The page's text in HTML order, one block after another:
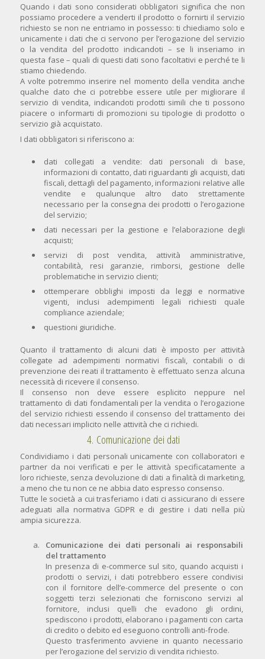
Quando i dati sono considerati obbligatori significa che non
possiamo procedere a venderti il prodotto o fornirti il servizio
richiesto se non ne entriamo in possesso: ti chiediamo solo e
unicamente i dati che ci servono per l’erogazione del servizio
o la vendita del prodotto indicandoti – se li inseriamo in
questa fase – quali di questi dati sono facoltativi e perché te li
stiamo chiedendo.
A volte potremmo inserire nel momento della vendita anche
qualche dato che ci potrebbe essere utile per migliorare il
servizio di vendita, indicandoti prodotti simili che ti possono
piacere o informarti di promozioni su tipologie di prodotto o
servizio già acquistato.
I dati obbligatori si riferiscono a:
dati collegati a vendite: dati personali di base,
informazioni di contatto, dati riguardanti gli acquisti, dati
fiscali, dettagli del pagamento, informazioni relative alle
vendite e qualunque altro dato strettamente
necessario per la consegna dei prodotti o l’erogazione
del servizio;
dati necessari per la gestione e l’elaborazione degli
acquisti;
servizi di post vendita, attività amministrative,
contabilità, resi garanzie, rimborsi, gestione delle
problematiche in servizio clienti;
ottemperare obblighi imposti da leggi e normative
vigenti, inclusi adempimenti legali richiesti quale
compliance aziendale;
questioni giuridiche.
Quanto il trattamento di alcuni dati è imposto per attività
collegate ad adempimenti normativi fiscali, contabili o di
prevenzione dei reati il trattamento è effettuato senza alcuna
necessità di ricevere il consenso.
Il consenso non deve essere esplicito neppure nel
trattamento di dati fondamentali per la vendita o l’erogazione
del servizio richiesti essendo il consenso del trattamento dei
dati necessari implicito nelle attività che ci richiedi.
4. Comunicazione dei dati
Condividiamo i dati personali unicamente con collaboratori e
partner da noi verificati e per le attività specificatamente a
loro richieste, senza devoluzione di dati a finalità di marketing,
a meno che tu non ce ne abbia dato espresso consenso.
Tutte le società a cui trasferiamo i dati ci assicurano di essere
adeguati alla normativa GDPR e di gestire i dati nella più
ampia sicurezza.
Comunicazione dei dati personali ai responsabili
del trattamento
In presenza di e-commerce sul sito, quando acquisti i
prodotti o servizi, i dati potrebbero essere condivisi
con il fornitore dell’e-commerce del presente o con
soggetti terzi selezionati che forniscono servizi al
fornitore, inclusi quelli che evadono gli ordini,
spediscono i prodotti, elaborano i pagamenti con carta
di credito o debito ed eseguono controlli anti-frode.
Questo trasferimento avviene in quanto necessario
per l’erogazione del servizio di vendita richiesto.